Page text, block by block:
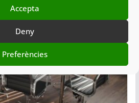
Accepta
Deny
Preferències